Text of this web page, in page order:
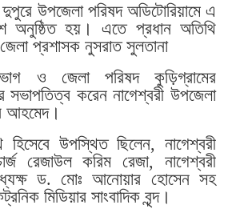
উপজেলা পরিষদ অডিটোরিয়ামে এ
অনুষ্ঠিত হয়। এতে প্রধান অতিথি
প্রশাসক নুসরাত সুলতানা
ও জেলা পরিষদ কুড়িগ্রামের
সভাপতিত্ব করেন নাগেশ্বরী উপজেলা
আহমেদ।
উপস্থিত ছিলেন, নাগেশ্বরী
রেজাউল করিম রেজা, নাগেশ্বরী
ড. মোঃ আনোয়ার হোসেন সহ
মিডিয়ার সাংবাদিক বৃন্দ।